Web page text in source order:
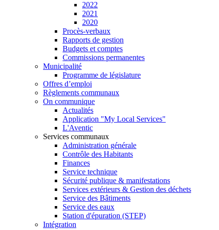
2022
2021
2020
Procès-verbaux
Rapports de gestion
Budgets et comptes
Commissions permanentes
Municipalité
Programme de législature
Offres d’emploi
Règlements communaux
On communique
Actualités
Application "My Local Services"
L'Aventic
Services communaux
Administration générale
Contrôle des Habitants
Finances
Service technique
Sécurité publique & manifestations
Services extérieurs & Gestion des déchets
Service des Bâtiments
Service des eaux
Station d'épuration (STEP)
Intégration